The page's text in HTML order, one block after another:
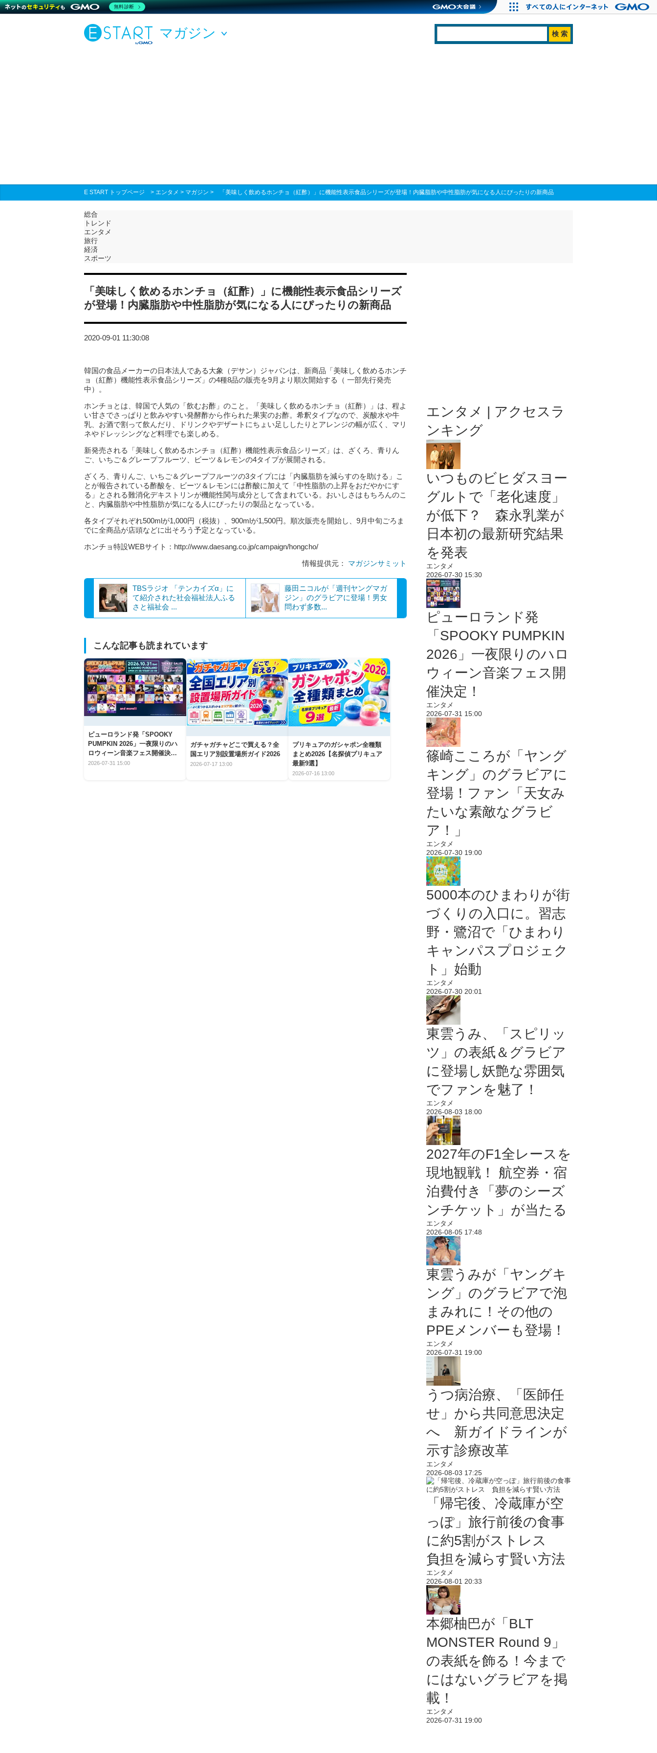
マガジン
E START トップページ > エンタメ > マガジン > 「美味しく飲めるホンチョ（紅酢）」に機能性表示食品シリーズが登場！内臓脂肪や中性脂肪が気になる人にぴったりの新商品
総合
トレンド
エンタメ
旅行
経済
スポーツ
「美味しく飲めるホンチョ（紅酢）」に機能性表示食品シリーズ
が登場！内臓脂肪や中性脂肪が気になる人にぴったりの新商品
2020-09-01 11:30:08
韓国の食品メーカーの日本法人である大象（デサン）ジャパンは、新商品「美味しく飲めるホンチ
ョ（紅酢）機能性表示食品シリーズ」の4種8品の販売を9月より順次開始する（ 一部先行発売
中）。
ホンチョとは、韓国で人気の「飲むお酢」のこと。「美味しく飲めるホンチョ（紅酢）」は、程よ
い甘さでさっぱりと飲みやすい発酵酢から作られた果実のお酢。希釈タイプなので、炭酸水や牛
乳、お酒で割って飲んだり、ドリンクやデザートにちょい足ししたりとアレンジの幅が広く、マリ
ネやドレッシングなど料理でも楽しめる。
新発売される「美味しく飲めるホンチョ（紅酢）機能性表示食品シリーズ」は、ざくろ、青りん
ご、いちご＆グレープフルーツ、ビーツ＆レモンの4タイプが展開される。
ざくろ、青りんご、いちご＆グレープフルーツの3タイプには「内臓脂肪を減らすのを助ける」こ
とが報告されている酢酸を、ビーツ＆レモンには酢酸に加えて「中性脂肪の上昇をおだやかにす
る」とされる難消化デキストリンが機能性関与成分として含まれている。おいしさはもちろんのこ
と、内臓脂肪や中性脂肪が気になる人にぴったりの製品となっている。
各タイプそれぞれ500mlが1,000円（税抜）、900mlが1,500円。順次販売を開始し、9月中旬ごろま
でに全商品が店頭などに出そろう予定となっている。
ホンチョ特設WEBサイト：http://www.daesang.co.jp/campaign/hongcho/
情報提供元： マガジンサミット
TBSラジオ 「テンカイズα」に
て紹介された社会福祉法人ふる
さと福祉会 ...
藤田ニコルが「週刊ヤングマガ
ジン」のグラビアに登場！男女
問わず多数...
こんな記事も読まれています
ピューロランド発「SPOOKY
PUMPKIN 2026」一夜限りのハ
ロウィーン音楽フェス開催決
定！
2026-07-31 15:00
ガチャガチャどこで買える？全
国エリア別設置場所ガイド2026
2026-07-17 13:00
プリキュアのガシャポン全種類
まとめ2026【名探偵プリキュア
最新9選】
2026-07-16 13:00
エンタメ | アクセスラ
ンキング
いつものビヒダスヨー
グルトで「老化速度」
が低下？ 森永乳業が
日本初の最新研究結果
を発表
エンタメ
2026-07-30 15:30
ピューロランド発
「SPOOKY PUMPKIN
2026」一夜限りのハロ
ウィーン音楽フェス開
催決定！
エンタメ
2026-07-31 15:00
篠崎こころが「ヤング
キング」のグラビアに
登場！ファン「天女み
たいな素敵なグラビ
ア！」
エンタメ
2026-07-30 19:00
5000本のひまわりが街
づくりの入口に。習志
野・鷺沼で「ひまわり
キャンパスプロジェク
ト」始動
エンタメ
2026-07-30 20:01
東雲うみ、「スピリッ
ツ」の表紙＆グラビア
に登場し妖艶な雰囲気
でファンを魅了！
エンタメ
2026-08-03 18:00
2027年のF1全レースを
現地観戦！ 航空券・宿
泊費付き「夢のシーズ
ンチケット」が当たる
エンタメ
2026-08-05 17:48
東雲うみが「ヤングキ
ング」のグラビアで泡
まみれに！その他の
PPEメンバーも登場！
エンタメ
2026-07-31 19:00
うつ病治療、「医師任
せ」から共同意思決定
へ 新ガイドラインが
示す診療改革
エンタメ
2026-08-03 17:25
「帰宅後、冷蔵庫が空
っぽ」旅行前後の食事
に約5割がストレス
負担を減らす賢い方法
エンタメ
2026-08-01 20:33
本郷柚巴が「BLT
MONSTER Round 9」
の表紙を飾る！今まで
にはないグラビアを掲
載！
エンタメ
2026-07-31 19:00
無料診断